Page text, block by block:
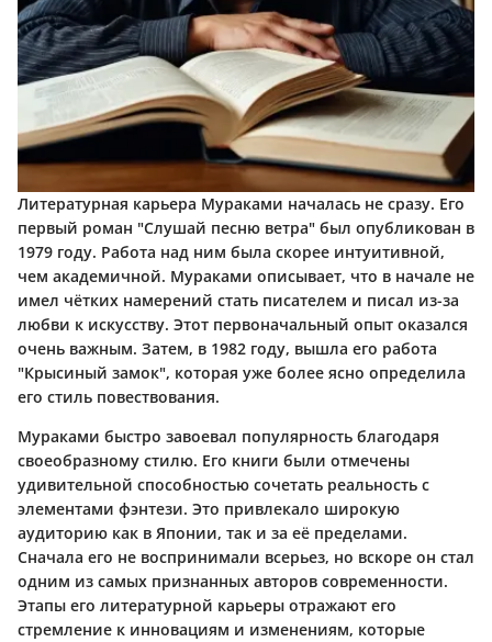
Литературная карьера Мураками началась не сразу. Его
первый роман "Слушай песню ветра" был опубликован в
1979 году. Работа над ним была скорее интуитивной,
чем академичной. Мураками описывает, что в начале не
имел чётких намерений стать писателем и писал из-за
любви к искусству. Этот первоначальный опыт оказался
очень важным. Затем, в 1982 году, вышла его работа
"Крысиный замок", которая уже более ясно определила
его стиль повествования.
Мураками быстро завоевал популярность благодаря
своеобразному стилю. Его книги были отмечены
удивительной способностью сочетать реальность с
элементами фэнтези. Это привлекало широкую
аудиторию как в Японии, так и за её пределами.
Сначала его не воспринимали всерьез, но вскоре он стал
одним из самых признанных авторов современности.
Этапы его литературной карьеры отражают его
стремление к инновациям и изменениям, которые